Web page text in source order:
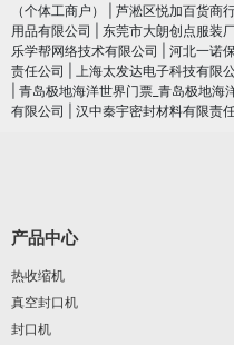
（个体工商户）
芦淞区悦加百货商
用品有限公司
东莞市大朗创点服装
乐学帮网络技术有限公司
河北一诺
责任公司
上海太发达电子科技有限
青岛极地海洋世界门票_青岛极地海
有限公司
汉中秦宇密封材料有限责
产品中心
热收缩机
真空封口机
封口机